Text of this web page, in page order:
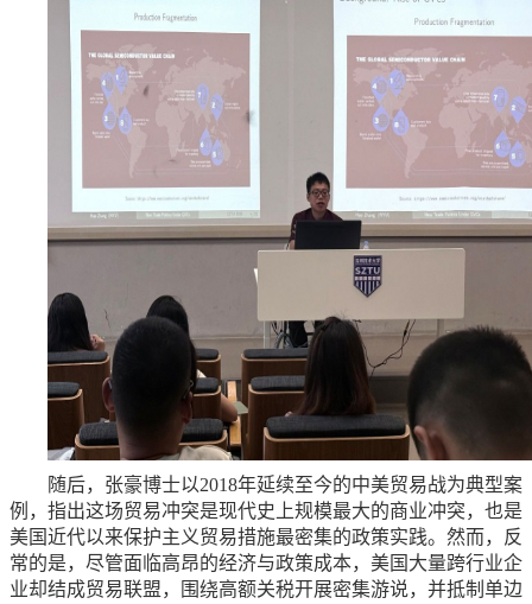
随后，张豪博士以2018年延续至今的中美贸易战为典型案
例，指出这场贸易冲突是现代史上规模最大的商业冲突，也是
美国近代以来保护主义贸易措施最密集的政策实践。然而，反
常的是，尽管面临高昂的经济与政策成本，美国大量跨行业企
业却结成贸易联盟，围绕高额关税开展密集游说，并抵制单边